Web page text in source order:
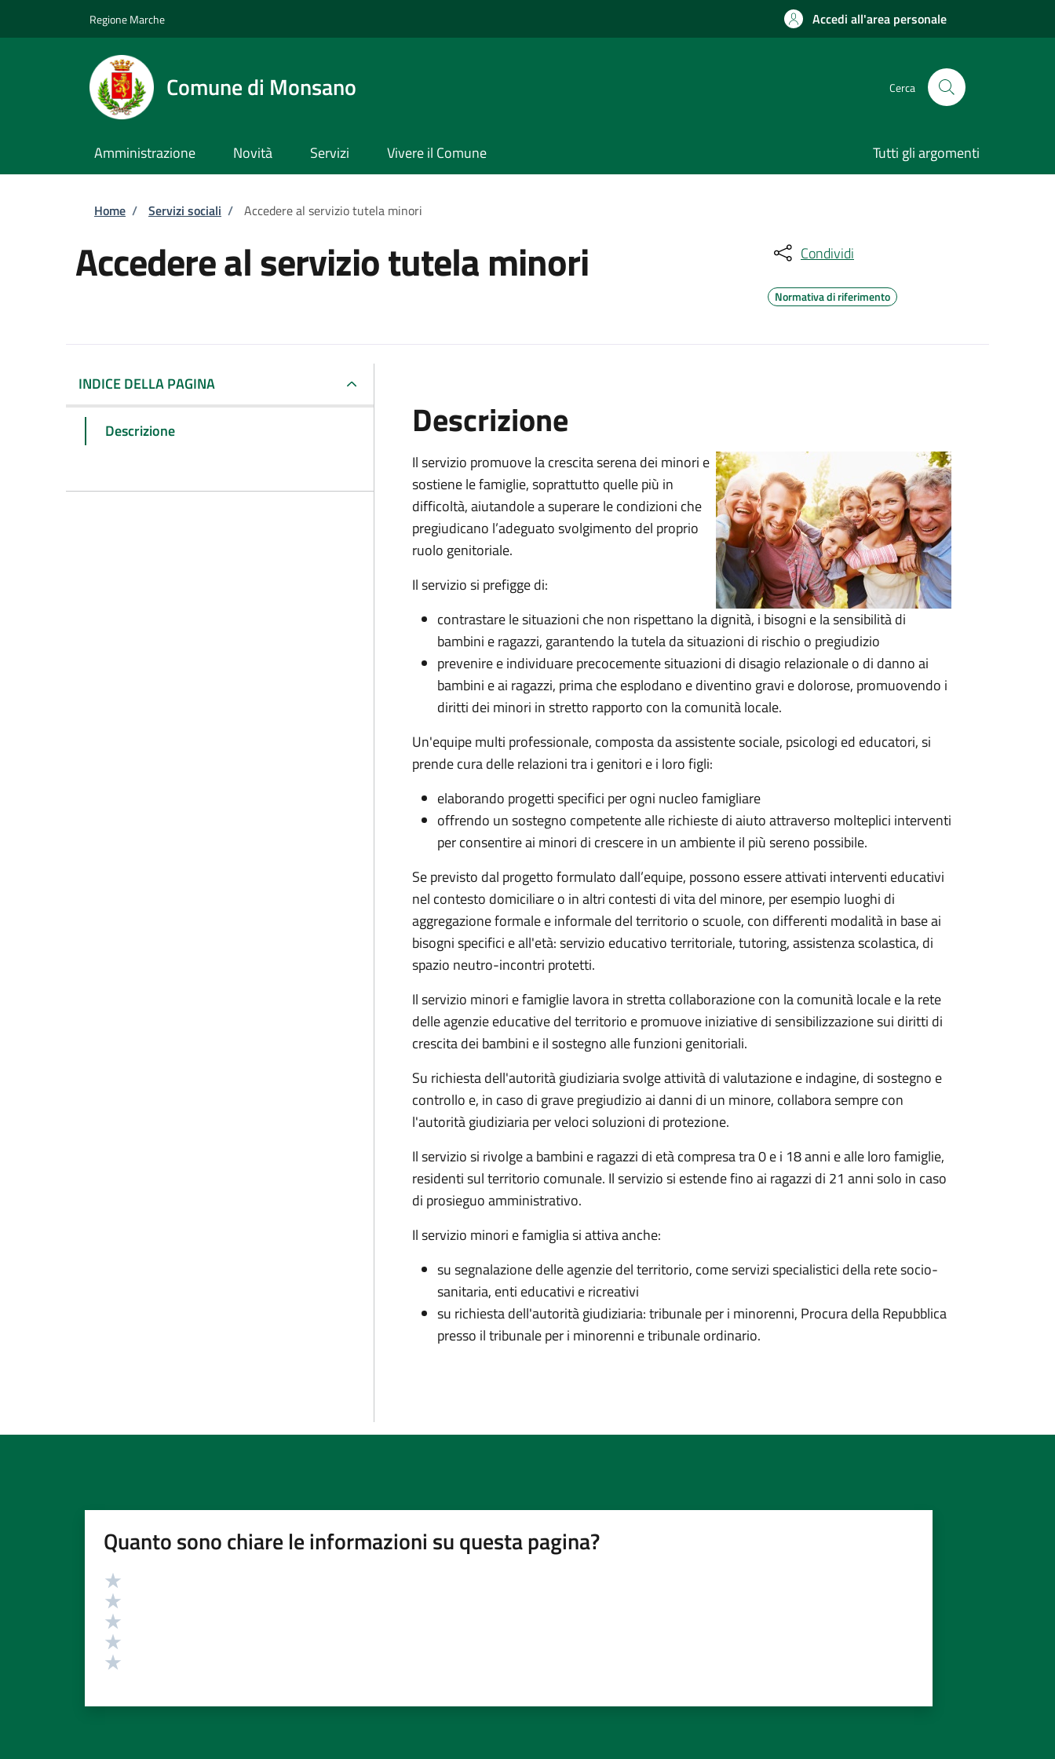
Regione Marche Accedi all'area personale
Comune di Monsano Cerca
Amministrazione Novità Servizi Vivere il Comune Tutti gli argomenti
Briciole di pane
Home / Servizi sociali / Accedere al servizio tutela minori
Accedere al servizio tutela minori Condividi
Normativa di riferimento
INDICE DELLA PAGINA
Descrizione Descrizione
Il servizio promuove la crescita serena dei minori e
sostiene le famiglie, soprattutto quelle più in
difficoltà, aiutandole a superare le condizioni che
pregiudicano l’adeguato svolgimento del proprio
ruolo genitoriale.
Il servizio si prefigge di:
contrastare le situazioni che non rispettano la dignità, i bisogni e la sensibilità di
bambini e ragazzi, garantendo la tutela da situazioni di rischio o pregiudizio
prevenire e individuare precocemente situazioni di disagio relazionale o di danno ai
bambini e ai ragazzi, prima che esplodano e diventino gravi e dolorose, promuovendo i
diritti dei minori in stretto rapporto con la comunità locale.
Un'equipe multi professionale, composta da assistente sociale, psicologi ed educatori, si
prende cura delle relazioni tra i genitori e i loro figli:
elaborando progetti specifici per ogni nucleo famigliare
offrendo un sostegno competente alle richieste di aiuto attraverso molteplici interventi
per consentire ai minori di crescere in un ambiente il più sereno possibile.
Se previsto dal progettoformulato dall’equipe, possono essere attivati interventi educativi
nel contesto domiciliare o in altri contesti di vita del minore, per esempio luoghi di
aggregazione formale e informale del territorio o scuole, con differenti modalità in base ai
bisogni specifici e all'età: servizio educativo territoriale, tutoring, assistenza scolastica, di
spazio neutro-incontri protetti.
Il servizio minori e famiglie lavora in stretta collaborazione con la comunità locale e la rete
delle agenzie educative del territorio e promuove iniziative di sensibilizzazione sui diritti di
crescita dei bambini e il sostegno alle funzioni genitoriali.
Su richiesta dell'autorità giudiziaria svolge attività di valutazione e indagine, di sostegno e
controllo e, in caso di grave pregiudizio ai danni di un minore, collabora sempre con
l'autorità giudiziaria per veloci soluzioni di protezione.
Il servizio si rivolge a bambini e ragazzi di età compresa tra 0 e i 18 anni e alle loro famiglie,
residenti sul territorio comunale. Il servizio si estende fino ai ragazzi di 21 anni solo in caso
di prosieguo amministrativo.
Il servizio minori e famiglia si attiva anche:
su segnalazione delle agenzie del territorio, come servizi specialistici della rete socio-
sanitaria, enti educativi e ricreativi
su richiesta dell'autorità giudiziaria: tribunale per i minorenni, Procura della Repubblica
presso il tribunale per i minorenni e tribunale ordinario.
Quanto sono chiare le informazioni su questa pagina?
Valutazione